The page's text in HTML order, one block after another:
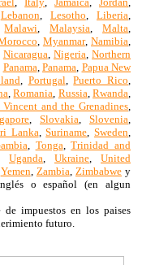
Lebanon, Lesotho,Liberia,
Malawi,Malaysia,Malta,
, Myanmar,Namibia,
Nicaragua, Nigeria,Northern
Panama, Panama, Papua New
, Portugal,Puerto Rico,
,Romania, Russia,Rwanda,
Vincent and the Grenadines,
, Slovakia, Slovenia,
Lanka,Suriname, Sweden,
, Tonga,Trinidad and
Uganda, Ukraine, United
Yemen, Zambia, Zimbabwey
o español (en algun
impuestos en los paises
futuro.